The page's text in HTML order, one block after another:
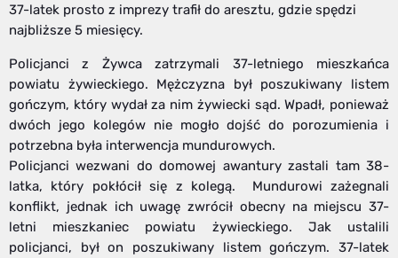
37-latek prosto z imprezy trafił do aresztu, gdzie spędzi
najbliższe 5 miesięcy.
Policjanci z Żywca zatrzymali 37-letniego mieszkańca
powiatu żywieckiego. Mężczyzna był poszukiwany listem
gończym, który wydał za nim żywiecki sąd. Wpadł, ponieważ
dwóch jego kolegów nie mogło dojść do porozumienia i
potrzebna była interwencja mundurowych.
Policjanci wezwani do domowej awantury zastali tam 38-
latka, który pokłócił się z kolegą. Mundurowi zażegnali
konflikt, jednak ich uwagę zwrócił obecny na miejscu 37-
letni mieszkaniec powiatu żywieckiego. Jak ustalili
policjanci, był on poszukiwany listem gończym. 37-latek